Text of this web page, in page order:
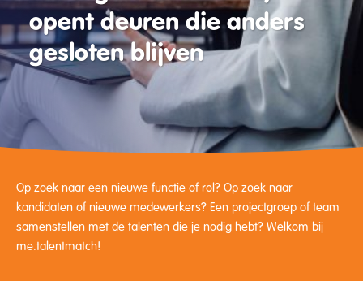
opent deuren die anders
gesloten blijven
Op zoek naar een nieuwe functie of rol? Op zoek naar
kandidaten of nieuwe medewerkers? Een projectgroep of team
samenstellen met de talenten die je nodig hebt? Welkom bij
me.talentmatch!